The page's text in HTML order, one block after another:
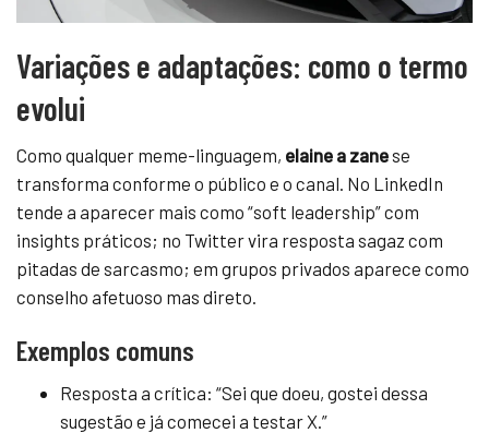
Variações e adaptações: como o termo
evolui
Como qualquer meme-linguagem, elaine a zanese
transforma conforme o público e o canal. No LinkedIn
tende a aparecer mais como “soft leadership” com
insights práticos; no Twitter vira resposta sagaz com
pitadas de sarcasmo; em grupos privados aparece como
conselho afetuoso mas direto.
Exemplos comuns
Resposta a crítica: “Sei que doeu, gostei dessa
sugestão e já comecei a testar X.”